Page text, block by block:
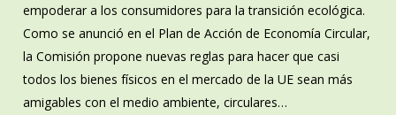
empoderar a los consumidores para la transición ecológica.
Como se anunció en el Plan de Acción de Economía Circular,
la Comisión propone nuevas reglas para hacer que casi
todos los bienes físicos en el mercado de la UE sean más
amigables con el medio ambiente, circulares…